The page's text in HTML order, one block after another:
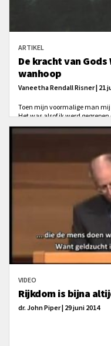
ARTIKEL
De kracht van
wanhoop
Vaneetha Rendall Risner | 21
Toen mijn voormalige man
Het was alsof ik werd
weggreep uit mijn gelukkige
Dagenlang zat ik daar, alleen,
niets kon zien. Ik kon me niet
Het idee dat ik ooit weer
VIDEO
Rijkdom is bijna
dr. John Piper | 29 juni 2014